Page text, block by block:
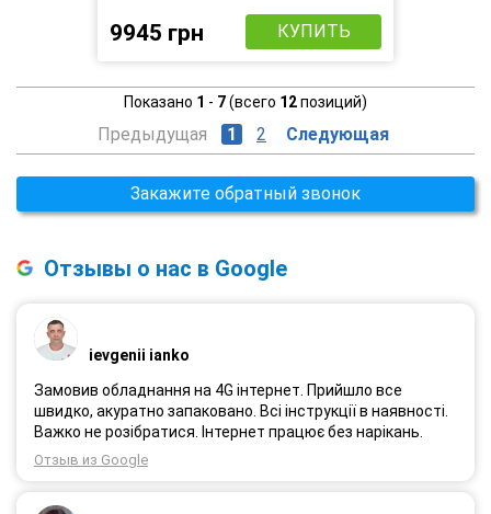
9945 грн КУПИТЬ
Показано 1 - 7(всего 12позиций)
Предыдущая 1 2 Следующая
Закажите обратный звонок
Отзывы о нас в Google
ievgenii ianko
Замовив обладнання на 4G інтернет. Прийшло все
швидко, акуратно запаковано. Всі інструкції в наявності.
Важко не розібратися. Інтернет працює без нарікань.
Отзыв из Google